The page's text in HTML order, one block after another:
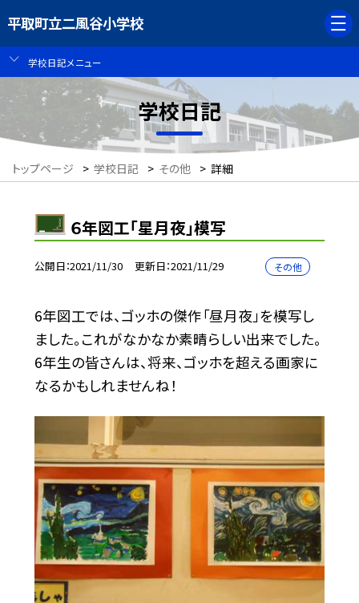
平取町立二風谷小学校
学校日記メニュー
学校日記
トップページ > 学校日記 > その他 > 詳細
６年図工「星月夜」模写
公開日 2021/11/30 更新日 2021/11/29 その他
6年図工では、ゴッホの傑作「昼月夜」を模写し
ました。これがなかなか素晴らしい出来でした。
6年生の皆さんは、将来、ゴッホを超える画家に
なるかもしれませんね！